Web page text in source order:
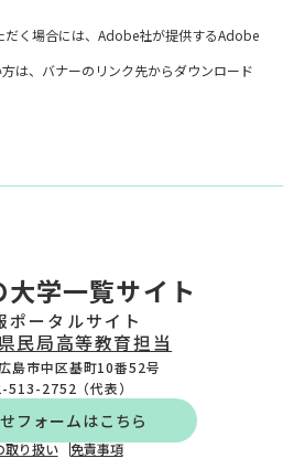
だく場合には、Adobe社が提供するAdobe
は、バナーのリンク先からダウンロード
学一覧サイト
ポータルサイト
民局高等教育担当
島市中区基町10番52号
513-2752（代表）
フォームはこちら
取り扱い 免責事項